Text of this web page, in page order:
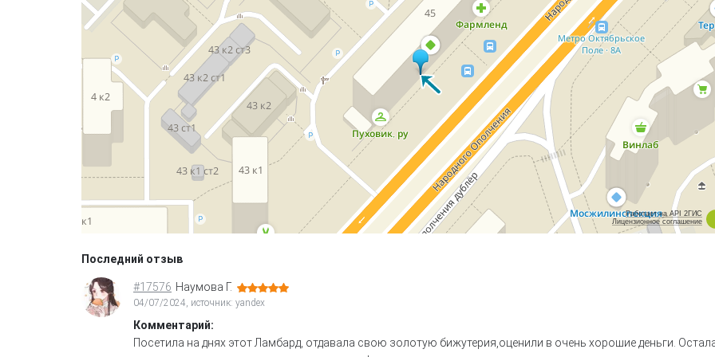
Работает на API 2ГИС
Лицензионное соглашение
Последний отзыв
#17576 Наумова Г.
04/07/2024, источник: yandex
Комментарий:
Посетила на днях этот Ламбард, отдавала свою золотую бижутерия,оценили в очень хорошие деньги.